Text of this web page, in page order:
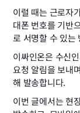
이럴 때는 근로자
대폰 번호를 기반
로 서명할 수 있는
이싸인온은 수신
요청 알림을 보내
해 발송합니다.
이번 글에서는 현